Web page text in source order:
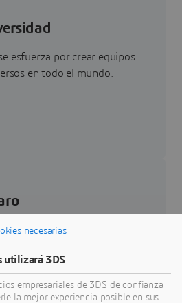
esfuerza por crear equipos
en todo el mundo.
en Dassault Systèmes.
necesarias
utilizará 3DS
empresariales de 3DS de confianza
la mejor experiencia posible en sus